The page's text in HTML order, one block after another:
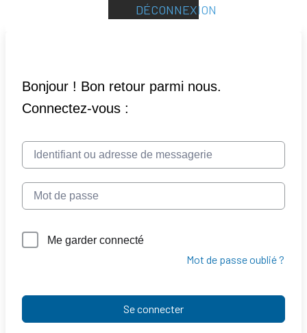
DÉCONNEXION
Me garder connecté
Mot de passe oublié ?
Se connecter